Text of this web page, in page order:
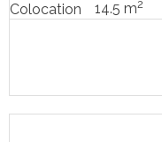
Colocation
14.5 m2